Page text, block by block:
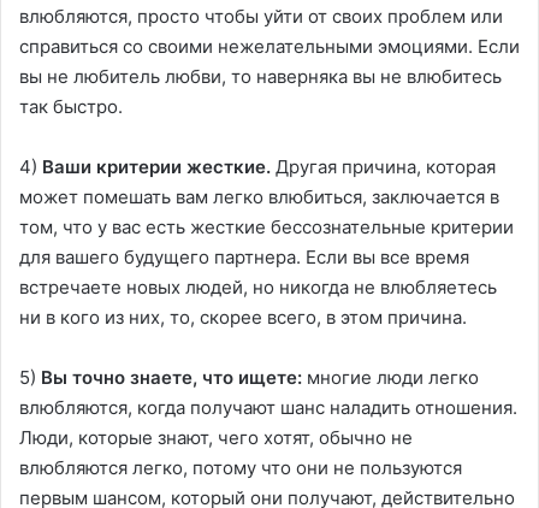
влюбляются, просто чтобы уйти от своих проблем или
справиться со своими нежелательными эмоциями. Если
вы не любитель любви, то наверняка вы не влюбитесь
так быстро.
4) Ваши критерии жесткие. Другая причина, которая
может помешать вам легко влюбиться, заключается в
том, что у вас есть жесткие бессознательные критерии
для вашего будущего партнера. Если вы все время
встречаете новых людей, но никогда не влюбляетесь
ни в кого из них, то, скорее всего, в этом причина.
5) Вы точно знаете, что ищете: многие люди легко
влюбляются, когда получают шанс наладить отношения.
Люди, которые знают, чего хотят, обычно не
влюбляются легко, потому что они не пользуются
первым шансом, который они получают, действительно